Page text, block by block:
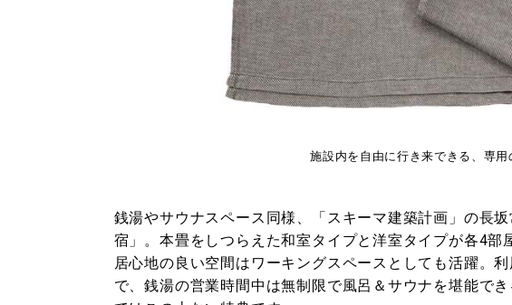
施設内を自由に行き来できる、専用
銭湯やサウナスペース同様、「スキーマ建築計画」の長
宿」。本畳をしつらえた和室タイプと洋室タイプが各4部
居心地の良い空間はワーキングスペースとしても活躍。
で、銭湯の営業時間中は無制限で風呂＆サウナを堪能で